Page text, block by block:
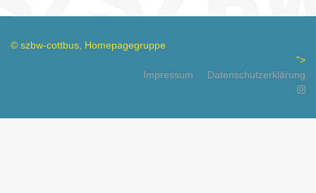
© szbw-cottbus, Homepagegruppe
Impressum
">
Datenschutzerklärung